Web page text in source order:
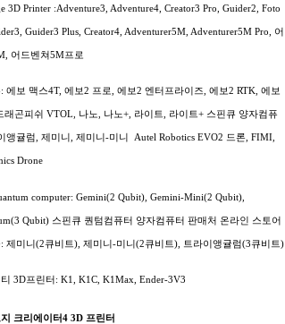
3D Printer :Adventure3, Adventure4, Creator3 Pro, Guider2, Foto
Guider3 Plus, Creator4, Adventurer5M, Adventurer5M Pro, 어
어드벤쳐5M프로
에보 맥스4T, 에보2 프로, 에보2 엔터프라이즈, 에보2 RTK, 에보
래곤피쉬 VTOL, 나노, 나노+, 라이트, 라이트+스핀큐 양자컴퓨
앵귤럼, 제미니, 제미니-미니Autel Robotics EVO2 드론, FIMI,
Drone
computer: Gemini(2 Qubit), Gemini-Mini(2 Qubit),
Qubit) 스핀큐 퀀텀컴퓨터 양자컴퓨터 판매처 온라인 스토어
제미니(2큐비트), 제미니-미니(2큐비트), 트라이앵귤럼(3큐비트)
3D프린터: K1, K1C, K1Max, Ender-3V3
크리에이터4 3D 프린터